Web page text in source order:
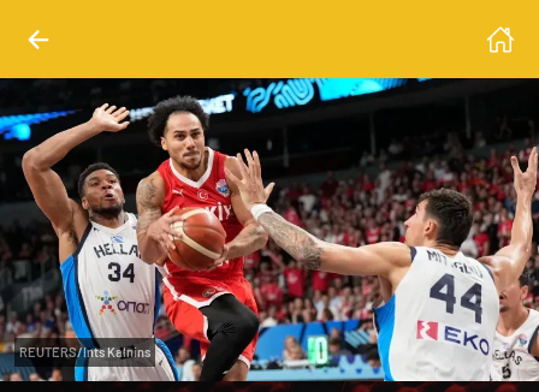
REUTERS/Ints Kalnins